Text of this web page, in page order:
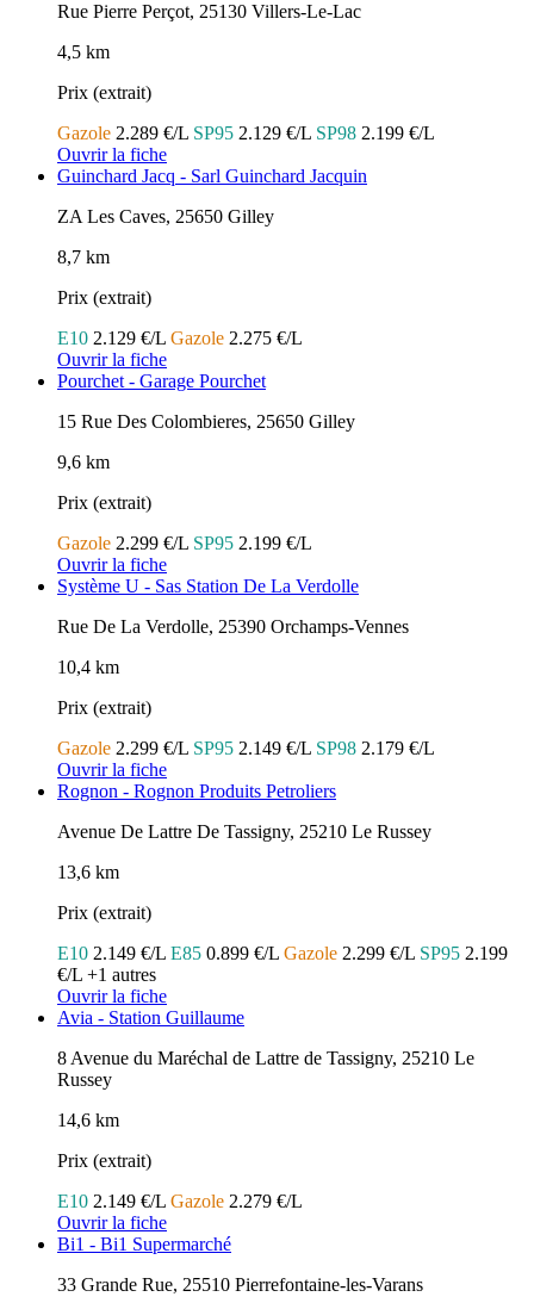
Rue Pierre Perçot, 25130 Villers-Le-Lac
4,5 km
Prix (extrait)
Gazole 2.289 €/L SP95 2.129 €/L SP98 2.199 €/L
Ouvrir la fiche
Guinchard Jacq - Sarl Guinchard Jacquin
ZA Les Caves, 25650 Gilley
8,7 km
Prix (extrait)
E10 2.129 €/L Gazole 2.275 €/L
Ouvrir la fiche
Pourchet - Garage Pourchet
15 Rue Des Colombieres, 25650 Gilley
9,6 km
Prix (extrait)
Gazole 2.299 €/L SP95 2.199 €/L
Ouvrir la fiche
Système U - Sas Station De La Verdolle
Rue De La Verdolle, 25390 Orchamps-Vennes
10,4 km
Prix (extrait)
Gazole 2.299 €/L SP95 2.149 €/L SP98 2.179 €/L
Ouvrir la fiche
Rognon - Rognon Produits Petroliers
Avenue De Lattre De Tassigny, 25210 Le Russey
13,6 km
Prix (extrait)
E10 2.149 €/L E85 0.899 €/L Gazole 2.299 €/L SP95 2.199
€/L +1 autres
Ouvrir la fiche
Avia - Station Guillaume
8 Avenue du Maréchal de Lattre de Tassigny, 25210 Le
Russey
14,6 km
Prix (extrait)
E10 2.149 €/L Gazole 2.279 €/L
Ouvrir la fiche
Bi1 - Bi1 Supermarché
33 Grande Rue, 25510 Pierrefontaine-les-Varans